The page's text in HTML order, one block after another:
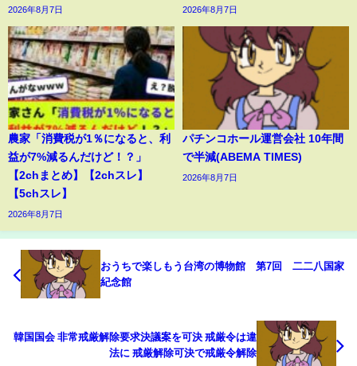
2026年8月7日 2026年8月7日
農家「消費税が1％になると、利
益が7%減るんだけど！？」
【2chまとめ】【2chスレ】
【5chスレ】
2026年8月7日
パチンコホール運営会社 10年間
で半減(ABEMA TIMES)
2026年8月7日
おうちで楽しもう台湾の博物館 第7回 二二八国家
紀念館
韓国国会 非常戒厳解除要求決議案を可決 戒厳令は違
法に 戒厳解除可決で戒厳令解除